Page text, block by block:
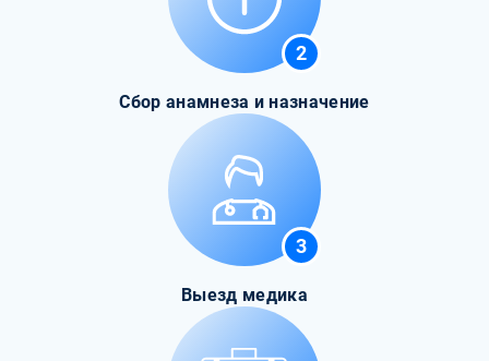
2
Сбор анамнеза и назначение
3
Выезд медика